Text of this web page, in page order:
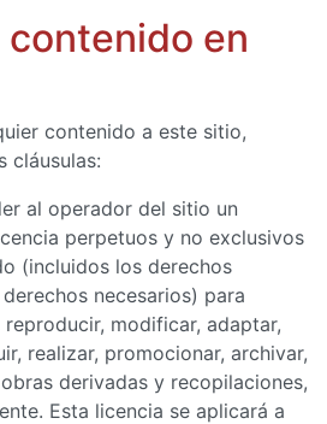
contenido en
contenido a este sitio,
cláusulas:
al operador del sitio un
perpetuos y no exclusivos
(incluidos los derechos
necesarios) para
modificar, adaptar,
realizar, promocionar, archivar,
derivadas y recopilaciones,
Esta licencia se aplicará a